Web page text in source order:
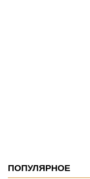
ПОПУЛЯРНОЕ